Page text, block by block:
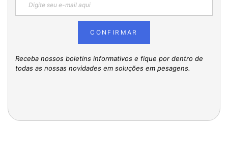
CONFIRMAR
Receba nossos boletins informativos e fique por dentro de
todas as nossas novidades em soluções em pesagens.